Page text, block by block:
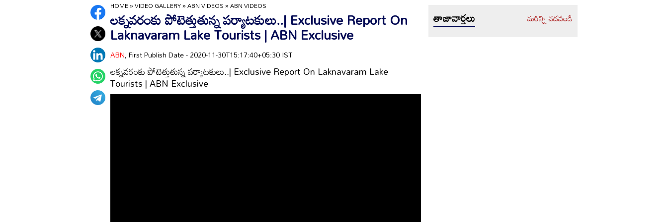
HOME»VIDEO GALLERY»ABN VIDEOS»ABN VIDEOS
లక్నవరంకు పోటెత్తుతున్న పర్యాటకులు..| Exclusive Report On
Laknavaram Lake Tourists | ABN Exclusive
ABN, First Publish Date - 2020-11-30T15:17:40+05:30 IST
లక్నవరంకు పోటెత్తుతున్న పర్యాటకులు..| Exclusive Report On Laknavaram Lake
Tourists | ABN Exclusive
తాజావార్తలు మరిన్ని చదవండి